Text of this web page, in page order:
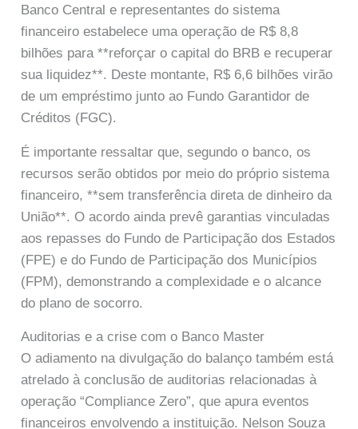
Banco Central e representantes do sistema
financeiro estabelece uma operação de R$ 8,8
bilhões para **reforçar o capital do BRB e recuperar
sua liquidez**. Deste montante, R$ 6,6 bilhões virão
de um empréstimo junto ao Fundo Garantidor de
Créditos (FGC).
É importante ressaltar que, segundo o banco, os
recursos serão obtidos por meio do próprio sistema
financeiro, **sem transferência direta de dinheiro da
União**. O acordo ainda prevê garantias vinculadas
aos repasses do Fundo de Participação dos Estados
(FPE) e do Fundo de Participação dos Municípios
(FPM), demonstrando a complexidade e o alcance
do plano de socorro.
Auditorias e a crise com o Banco Master
O adiamento na divulgação do balanço também está
atrelado à conclusão de auditorias relacionadas à
operação “Compliance Zero”, que apura eventos
financeiros envolvendo a instituição. Nelson Souza